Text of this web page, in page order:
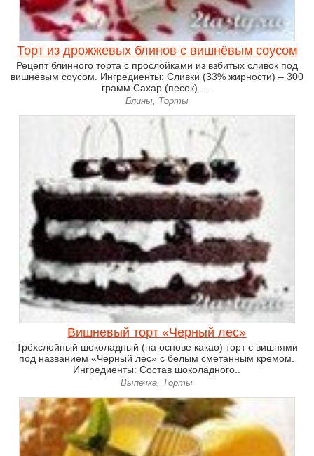
Торт из дрожжевых блинов с вишнёвым соусом
Рецепт блинного торта с прослойками из взбитых сливок под
вишнёвым соусом. Ингредиенты: Сливки (33% жирности) – 300
грамм Сахар (песок) –..
Блины, Торты
Вишневый торт «Черный лес»
Трёхслойный шоколадный (на основе какао) торт с вишнями
под названием «Черный лес» с белым сметанным кремом.
Ингредиенты: Состав шоколадного..
Выпечка, Торты